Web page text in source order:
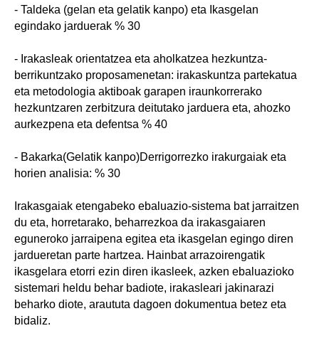
- Taldeka (gelan eta gelatik kanpo) eta Ikasgelan
egindako jarduerak % 30
- Irakasleak orientatzea eta aholkatzea hezkuntza-
berrikuntzako proposamenetan: irakaskuntza partekatua
eta metodologia aktiboak garapen iraunkorrerako
hezkuntzaren zerbitzura deitutako jarduera eta, ahozko
aurkezpena eta defentsa % 40
- Bakarka(Gelatik kanpo)Derrigorrezko irakurgaiak eta
horien analisia: % 30
Irakasgaiak etengabeko ebaluazio-sistema bat jarraitzen
du eta, horretarako, beharrezkoa da irakasgaiaren
eguneroko jarraipena egitea eta ikasgelan egingo diren
jardueretan parte hartzea. Hainbat arrazoirengatik
ikasgelara etorri ezin diren ikasleek, azken ebaluazioko
sistemari heldu behar badiote, irakasleari jakinarazi
beharko diote, araututa dagoen dokumentua betez eta
bidaliz.